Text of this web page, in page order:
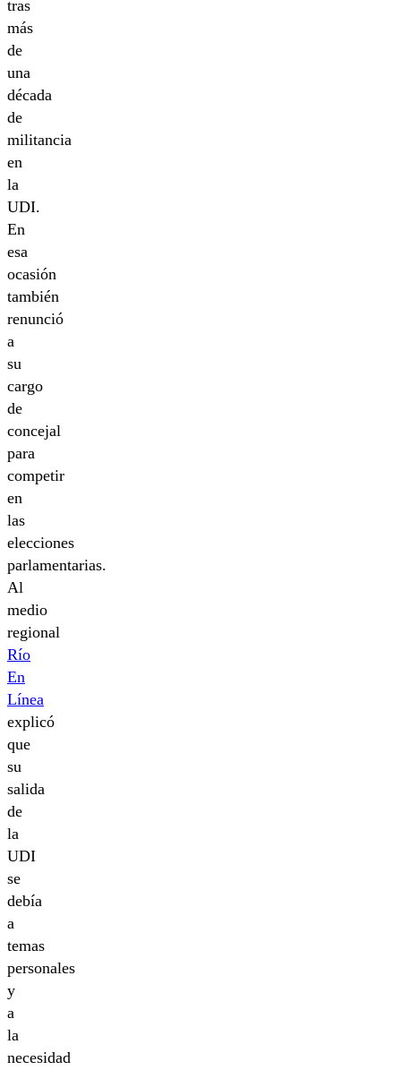
tras
más
de
una
década
de
militancia
en
la
UDI.
En
esa
ocasión
también
renunció
a
su
cargo
de
concejal
para
competir
en
las
elecciones
parlamentarias.
Al
medio
regional
Río
En
Línea
explicó
que
su
salida
de
la
UDI
se
debía
a
temas
personales
y
a
la
necesidad